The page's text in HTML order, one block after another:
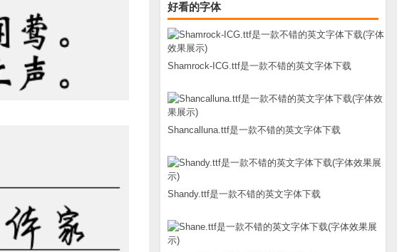
好看的字体
Shamrock-ICG.ttf是一款不错的英文字体下载
Shancalluna.ttf是一款不错的英文字体下载
Shandy.ttf是一款不错的英文字体下载